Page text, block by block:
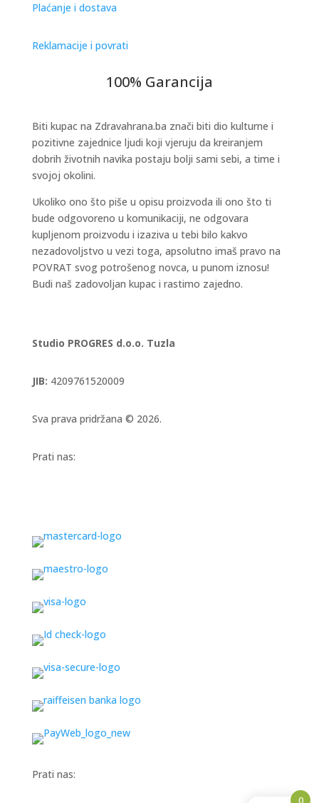
Plaćanje i dostava
Reklamacije i povrati
100% Garancija
Biti kupac na Zdravahrana.ba znači biti dio kulturne i
pozitivne zajednice ljudi koji vjeruju da kreiranjem
dobrih životnih navika postaju bolji sami sebi, a time i
svojoj okolini.
Ukoliko ono što piše u opisu proizvoda ili ono što ti
bude odgovoreno u komunikaciji, ne odgovara
kupljenom proizvodu i izaziva u tebi bilo kakvo
nezadovoljstvo u vezi toga, apsolutno imaš pravo na
POVRAT svog potrošenog novca, u punom iznosu!
Budi naš zadovoljan kupac i rastimo zajedno.
Studio PROGRES d.o.o. Tuzla
JIB: 4209761520009
Sva prava pridržana © 2026.
Prati nas:
Prati nas:
0